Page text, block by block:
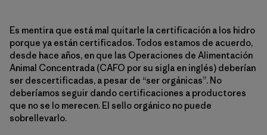
Es mentira que está mal quitarle la certificación a los hidro
porque ya están certificados. Todos estamos de acuerdo,
desde hace años, en que las Operaciones de Alimentación
Animal Concentrada (CAFO por su sigla en inglés) deberían
ser descertificadas, a pesar de “ser orgánicas”. No
deberíamos seguir dando certificaciones a productores
que no se lo merecen. El sello orgánico no puede
sobrellevarlo.